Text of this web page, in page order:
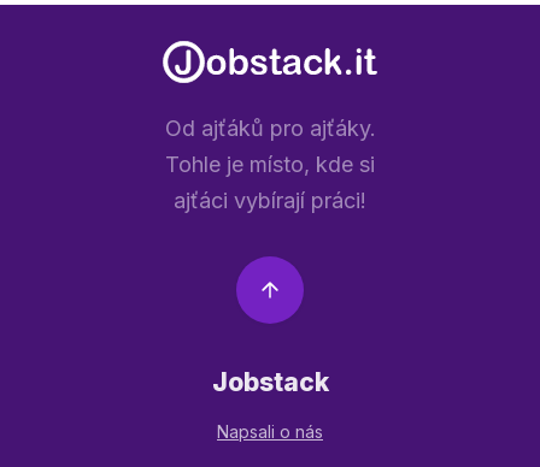
Od ajťáků pro ajťáky.
Tohle je místo, kde si
ajťáci vybírají práci!
Jobstack
Napsali o nás